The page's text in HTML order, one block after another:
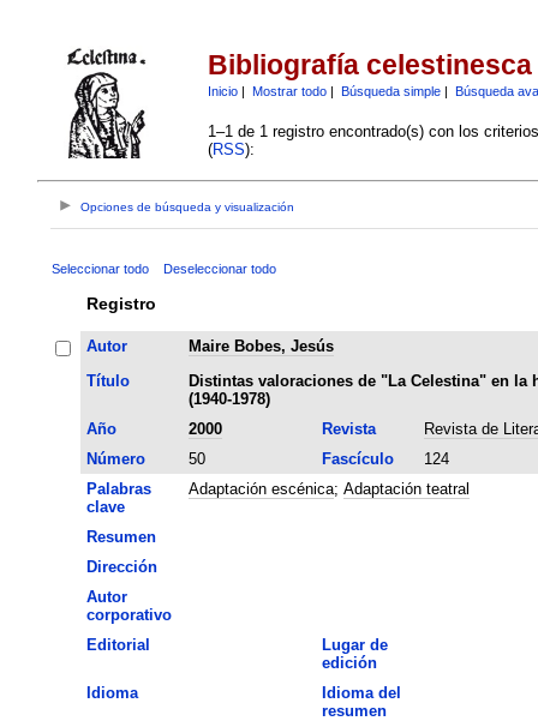
Bibliografía celestinesca
Inicio| Mostrar todo| Búsqueda simple| Búsqueda
1–1 de 1 registro encontrado(s) con los
(RSS):
Opciones de búsqueda y visualización
Seleccionar todo Deseleccionar todo
Registro
Autor
Maire Bobes, Jesús
Título
Distintas valoraciones de "La Celestina" en
(1940-1978)
Año
2000 Revista
Revista de
Número
50 Fascículo
124
Palabras
clave
Adaptación escénica; Adaptación teatral
Resumen
Dirección
Autor
corporativo
Editorial
Lugar de
edición
Idioma
Idioma del
resumen